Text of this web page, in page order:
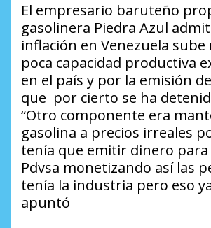
El empresario baruteño
gasolinera Piedra Azul
inflación en Venezuela sube
poca capacidad productiva
en el país y por la emisión
que por cierto se ha
“Otro componente era
gasolina a precios irreales
tenía que emitir dinero
Pdvsa monetizando así las
tenía la industria pero eso
apuntó